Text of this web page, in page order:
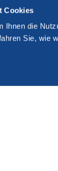
Cookies
Ihnen die
Sie, wie